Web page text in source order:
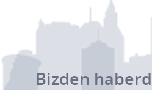
Bolivya
Bosna-Hersek
Botsvana
Bizden